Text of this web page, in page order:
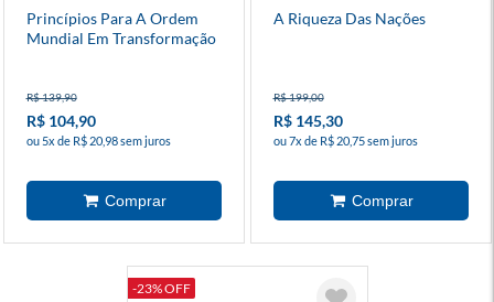
Princípios Para A Ordem
Mundial Em Transformação
R$ 139,90
R$ 104,90
ou 5x de R$ 20,98 sem juros
A Riqueza Das Nações
R$ 199,00
R$ 145,30
ou 7x de R$ 20,75 sem juros
-23% OFF